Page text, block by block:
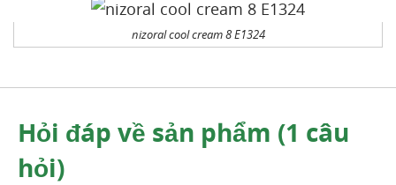
nizoral cool cream 8 E1324
Hỏi đáp về sản phẩm (1 câu
hỏi)